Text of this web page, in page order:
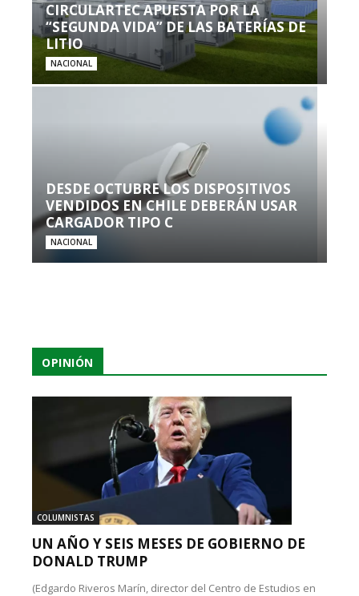
CIRCULARTEC APUESTA POR LA
“SEGUNDA VIDA” DE LAS BATERÍAS DE
LITIO
NACIONAL
DESDE OCTUBRE LOS DISPOSITIVOS
VENDIDOS EN CHILE DEBERÁN USAR
CARGADOR TIPO C
NACIONAL
OPINIÓN
COLUMNISTAS
UN AÑO Y SEIS MESES DE GOBIERNO DE
DONALD TRUMP
(Edgardo Riveros Marín, director del Centro de Estudios en